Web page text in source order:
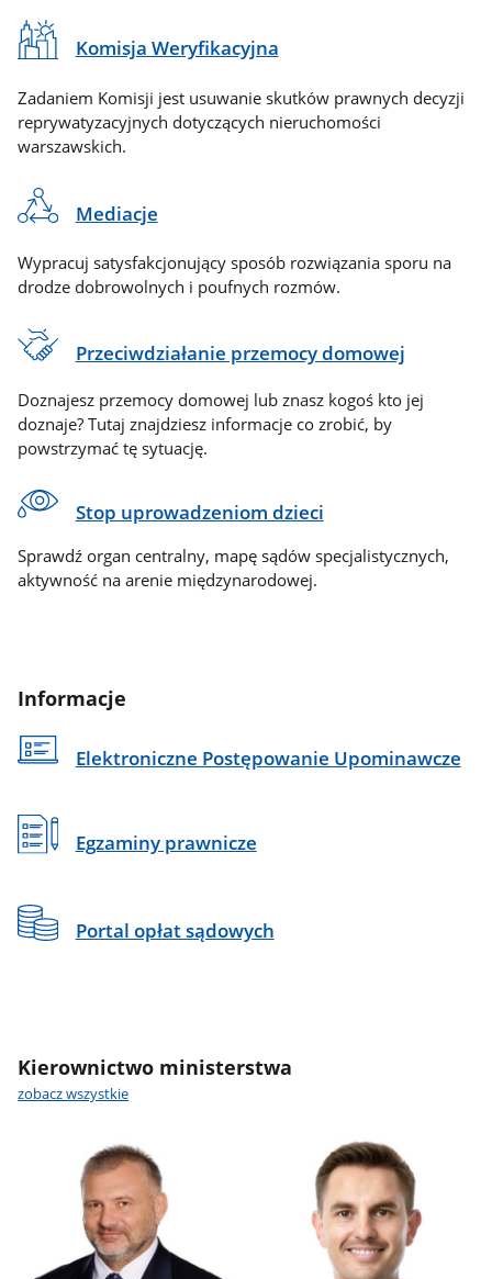
Komisja Weryfikacyjna
Zadaniem Komisji jest usuwanie skutków prawnych decyzji
reprywatyzacyjnych dotyczących nieruchomości
warszawskich.
Mediacje
Wypracuj satysfakcjonujący sposób rozwiązania sporu na
drodze dobrowolnych i poufnych rozmów.
Przeciwdziałanie przemocy domowej
Doznajesz przemocy domowej lub znasz kogoś kto jej
doznaje? Tutaj znajdziesz informacje co zrobić, by
powstrzymać tę sytuację.
Stop uprowadzeniom dzieci
Sprawdź organ centralny, mapę sądów specjalistycznych,
aktywność na arenie międzynarodowej.
Informacje
Elektroniczne Postępowanie Upominawcze
Egzaminy prawnicze
Portal opłat sądowych
Kierownictwo ministerstwa
zobacz wszystkie